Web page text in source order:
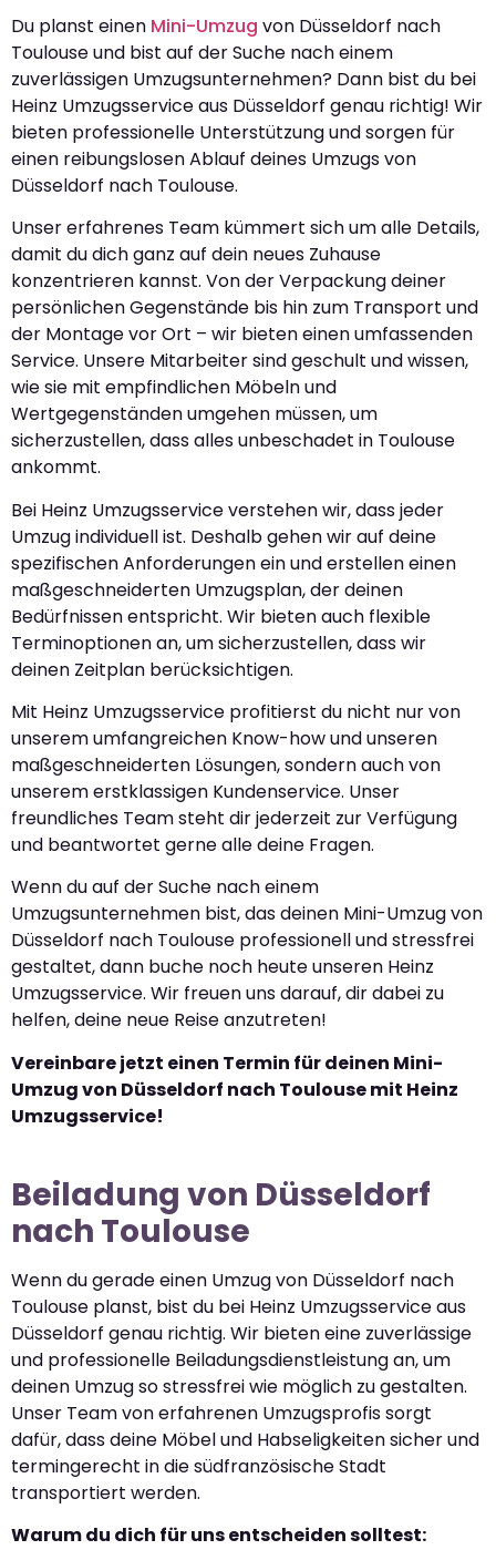
Du planst einen Mini-Umzug von Düsseldorf nach
Toulouse und bist auf der Suche nach einem
zuverlässigen Umzugsunternehmen? Dann bist du bei
Heinz Umzugsservice aus Düsseldorf genau richtig! Wir
bieten professionelle Unterstützung und sorgen für
einen reibungslosen Ablauf deines Umzugs von
Düsseldorf nach Toulouse.
Unser erfahrenes Team kümmert sich um alle Details,
damit du dich ganz auf dein neues Zuhause
konzentrieren kannst. Von der Verpackung deiner
persönlichen Gegenstände bis hin zum Transport und
der Montage vor Ort – wir bieten einen umfassenden
Service. Unsere Mitarbeiter sind geschult und wissen,
wie sie mit empfindlichen Möbeln und
Wertgegenständen umgehen müssen, um
sicherzustellen, dass alles unbeschadet in Toulouse
ankommt.
Bei Heinz Umzugsservice verstehen wir, dass jeder
Umzug individuell ist. Deshalb gehen wir auf deine
spezifischen Anforderungen ein und erstellen einen
maßgeschneiderten Umzugsplan, der deinen
Bedürfnissen entspricht. Wir bieten auch flexible
Terminoptionen an, um sicherzustellen, dass wir
deinen Zeitplan berücksichtigen.
Mit Heinz Umzugsservice profitierst du nicht nur von
unserem umfangreichen Know-how und unseren
maßgeschneiderten Lösungen, sondern auch von
unserem erstklassigen Kundenservice. Unser
freundliches Team steht dir jederzeit zur Verfügung
und beantwortet gerne alle deine Fragen.
Wenn du auf der Suche nach einem
Umzugsunternehmen bist, das deinen Mini-Umzug von
Düsseldorf nach Toulouse professionell und stressfrei
gestaltet, dann buche noch heute unseren Heinz
Umzugsservice. Wir freuen uns darauf, dir dabei zu
helfen, deine neue Reise anzutreten!
Vereinbare jetzt einen Termin für deinen Mini-
Umzug von Düsseldorf nach Toulouse mit Heinz
Umzugsservice!
Beiladung von Düsseldorf
nach Toulouse
Wenn du gerade einen Umzug von Düsseldorf nach
Toulouse planst, bist du bei Heinz Umzugsservice aus
Düsseldorf genau richtig. Wir bieten eine zuverlässige
und professionelle Beiladungsdienstleistung an, um
deinen Umzug so stressfrei wie möglich zu gestalten.
Unser Team von erfahrenen Umzugsprofis sorgt
dafür, dass deine Möbel und Habseligkeiten sicher und
termingerecht in die südfranzösische Stadt
transportiert werden.
Warum du dich für uns entscheiden solltest: